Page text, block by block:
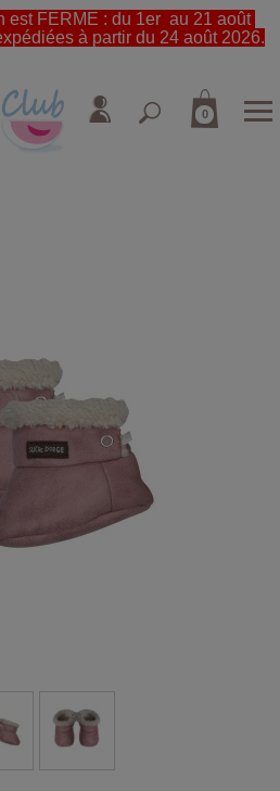
est FERME : du 1er au 21 août
à partir du 24 août 2026.
0